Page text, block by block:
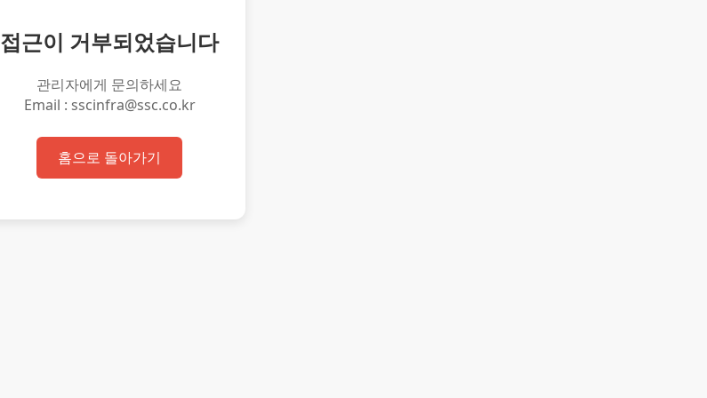
접근이 거부되었습니다
관리자에게 문의하세요
Email : sscinfra@ssc.co.kr
홈으로 돌아가기